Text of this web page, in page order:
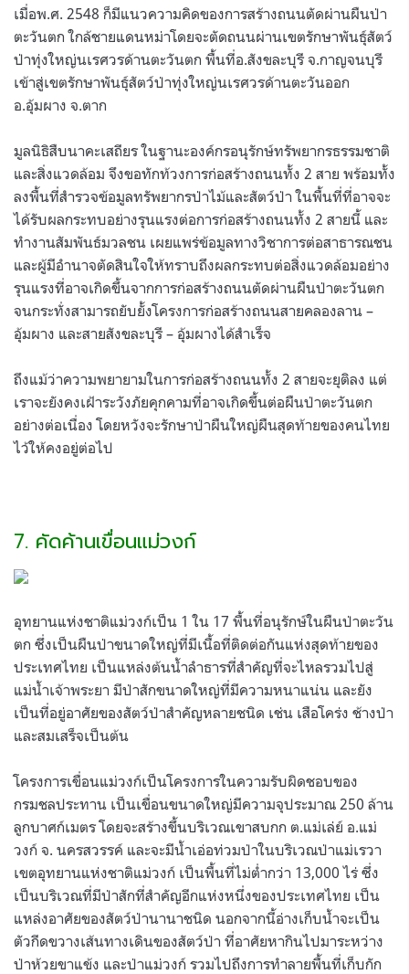
เมื่อพ.ศ. 2548 ก็มีแนวความคิดของการสร้างถนนตัดผ่านผืนป่า
ตะวันตก ใกล้ชายแดนหม่าโดยจะตัดถนนผ่านเขตรักษาพันธุ์สัตว์
ป่าทุ่งใหญ่นเรศวรด้านตะวันตก พื้นที่อ.สังขละบุรี จ.กาญจนบุรี
เข้าสู่เขตรักษาพันธุ์สัตว์ป่าทุ่งใหญ่นเรศวรด้านตะวันออก
อ.อุ้มผาง จ.ตาก
มูลนิธิสืบนาคะเสถียร ในฐานะองค์กรอนุรักษ์ทรัพยากรธรรมชาติ
และสิ่งแวดล้อม จึงขอทักท้วงการก่อสร้างถนนทั้ง 2 สาย พร้อมทั้ง
ลงพื้นที่สำรวจข้อมูลทรัพยากรป่าไม้และสัตว์ป่า ในพื้นที่ที่อาจจะ
ได้รับผลกระทบอย่างรุนแรงต่อการก่อสร้างถนนทั้ง 2 สายนี้ และ
ทำงานสัมพันธ์มวลชน เผยแพร่ข้อมูลทางวิชาการต่อสาธารณชน
และผู้มีอำนาจตัดสินใจให้ทราบถึงผลกระทบต่อสิ่งแวดล้อมอย่าง
รุนแรงที่อาจเกิดขึ้นจากการก่อสร้างถนนตัดผ่านผืนป่าตะวันตก
จนกระทั่งสามารถยับยั้งโครงการก่อสร้างถนนสายคลองลาน –
อุ้มผาง และสายสังขละบุรี – อุ้มผางได้สำเร็จ
ถึงแม้ว่าความพยายามในการก่อสร้างถนนทั้ง 2 สายจะยุติลง แต่
เราจะยังคงเฝ้าระวังภัยคุกคามที่อาจเกิดขึ้นต่อผืนป่าตะวันตก
อย่างต่อเนื่อง โดยหวังจะรักษาป่าผืนใหญ่ผืนสุดท้ายของคนไทย
ไว้ให้คงอยู่ต่อไป
7. คัดค้านเขื่อนแม่วงก์
อุทยานแห่งชาติแม่วงก์เป็น 1 ใน 17 พื้นที่อนุรักษ์ในผืนป่าตะวัน
ตก ซึ่งเป็นผืนป่าขนาดใหญ่ที่มีเนื้อที่ติดต่อกันแห่งสุดท้ายของ
ประเทศไทย เป็นแหล่งต้นน้ำลำธารที่สำคัญที่จะไหลรวมไปสู่
แม่น้ำเจ้าพระยา มีป่าสักขนาดใหญ่ที่มีความหนาแน่น และยัง
เป็นที่อยู่อาศัยของสัตว์ป่าสำคัญหลายชนิด เช่น เสือโคร่ง ช้างป่า
และสมเสร็จเป็นต้น
โครงการเขื่อนแม่วงก์เป็นโครงการในความรับผิดชอบของ
กรมชลประทาน เป็นเขื่อนขนาดใหญ่มีความจุประมาณ 250 ล้าน
ลูกบาศก์เมตร โดยจะสร้างขึ้นบริเวณเขาสบกก ต.แม่เล่ย์ อ.แม่
วงก์ จ. นครสวรรค์ และจะมีน้ำเอ่อท่วมป่าในบริเวณป่าแม่เรวา
เขตอุทยานแห่งชาติแม่วงก์ เป็นพื้นที่ไม่ต่ำกว่า 13,000 ไร่ ซึ่ง
เป็นบริเวณที่มีป่าสักที่สำคัญอีกแห่งหนึ่งของประเทศไทย เป็น
แหล่งอาศัยของสัตว์ป่านานาชนิด นอกจากนี้อ่างเก็บน้ำจะเป็น
ตัวกีดขวางเส้นทางเดินของสัตว์ป่า ที่อาศัยหากินไปมาระหว่าง
ป่าห้วยขาแข้ง และป่าแม่วงก์ รวมไปถึงการทำลายพื้นที่เก็บกัก